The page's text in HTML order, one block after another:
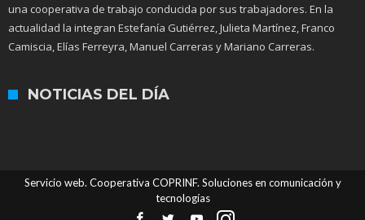
una cooperativa de trabajo conducida por sus trabajadores. En la
actualidad la integran Estefanía Gutiérrez, Julieta Martínez, Franco
Camiscia, Elías Ferreyra, Manuel Carreras y Mariano Carreras.
NOTICIAS DEL DÍA
Servicio web. Cooperativa COPRINF. Soluciones en comunicación y
tecnologías